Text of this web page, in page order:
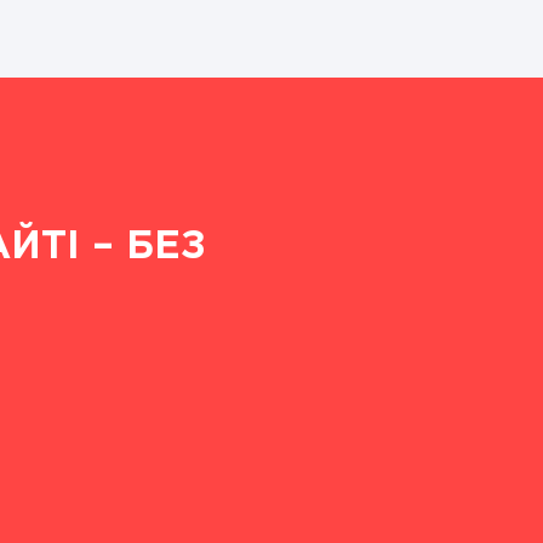
– БЕЗ